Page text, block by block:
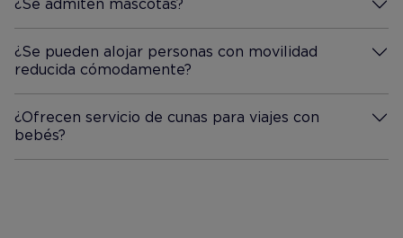
¿Se admiten mascotas?
Más información
¿Se pueden alojar personas con movilidad
reducida cómodamente?
Más información
¿Ofrecen servicio de cunas para viajes con
bebés?
Más información